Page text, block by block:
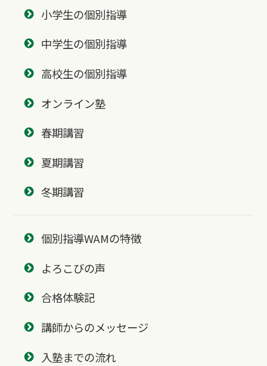
小学生の個別指導
中学生の個別指導
高校生の個別指導
オンライン塾
春期講習
夏期講習
冬期講習
個別指導WAMの特徴
よろこびの声
合格体験記
講師からのメッセージ
入塾までの流れ